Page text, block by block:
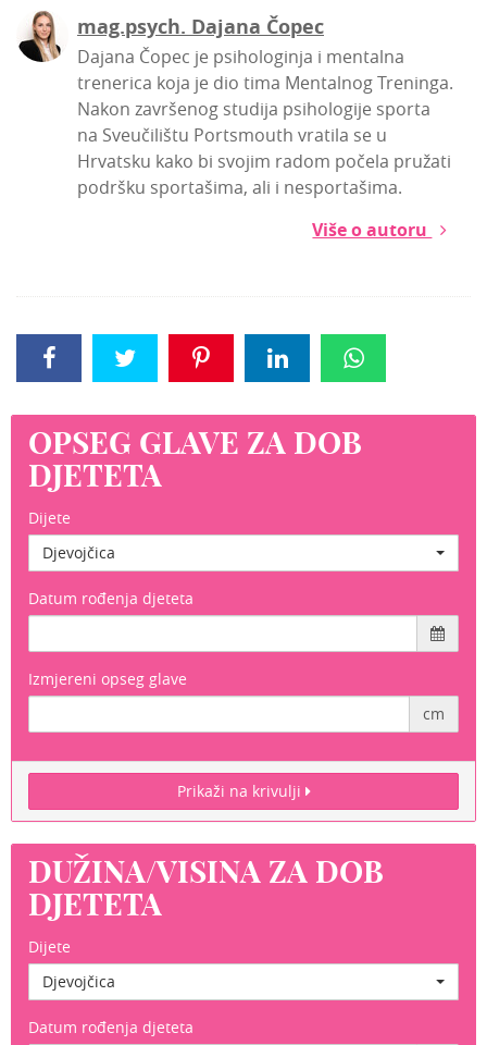
mag.psych. Dajana Čopec
Dajana Čopec je psihologinja i mentalna
trenerica koja je dio tima Mentalnog Treninga.
Nakon završenog studija psihologije sporta
na Sveučilištu Portsmouth vratila se u
Hrvatsku kako bi svojim radom počela pružati
podršku sportašima, ali i nesportašima.
Više o autoru
OPSEG GLAVE ZA DOB
DJETETA
Dijete
Djevojčica
Datum rođenja djeteta
Izmjereni opseg glave
cm
Prikaži na krivulji
DUŽINA/VISINA ZA DOB
DJETETA
Dijete
Djevojčica
Datum rođenja djeteta